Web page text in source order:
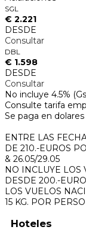
SGL
€ 2.221
DESDE
Consultar
DBL
€ 1.598
DESDE
Consultar
No incluye 4.5%
Consulte tarifa
Se paga en
ENTRE LAS
DE 210.-EUROS
& 26.05/29.05
NO INCLUYE LOS
DESDE 200.-
LOS VUELOS
15 KG. POR
Hoteles